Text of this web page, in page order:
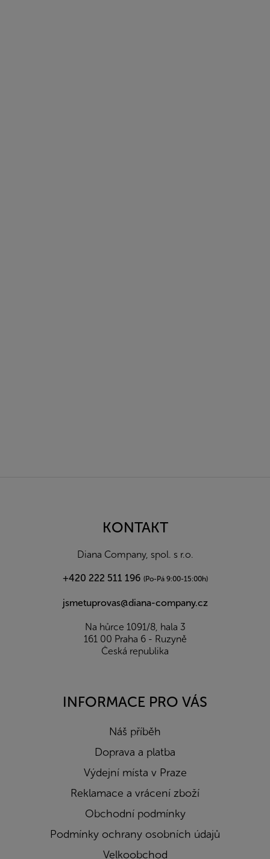
KONTAKT
Diana Company, spol. s r.o.
+420 222 511 196 (Po-Pá 9:00-15:00h)
jsmetuprovas@diana-company.cz
Na hůrce 1091/8, hala 3
161 00 Praha 6 - Ruzyně
Česká republika
INFORMACE PRO VÁS
Náš příběh
Doprava a platba
Výdejní místa v Praze
Reklamace a vrácení zboží
Obchodní podmínky
Podmínky ochrany osobních údajů
Velkoobchod